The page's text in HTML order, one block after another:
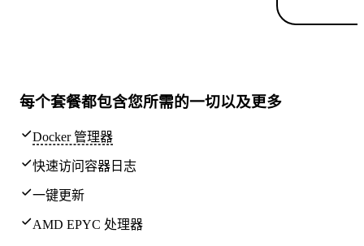
每个套餐都包含您所需的一切以及更多
Docker 管理器
快速访问容器日志
一键更新
AMD EPYC 处理器